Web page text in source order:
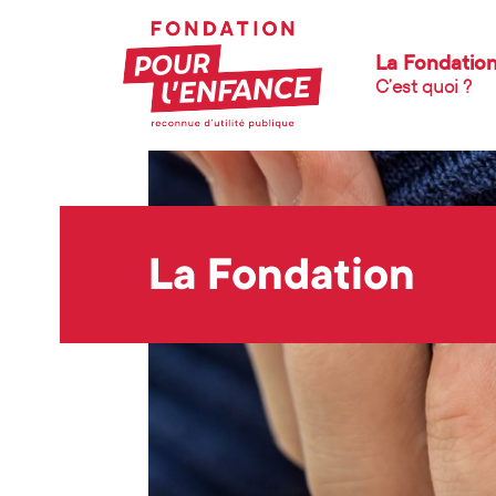
La
C’est quoi ?
La Fondation